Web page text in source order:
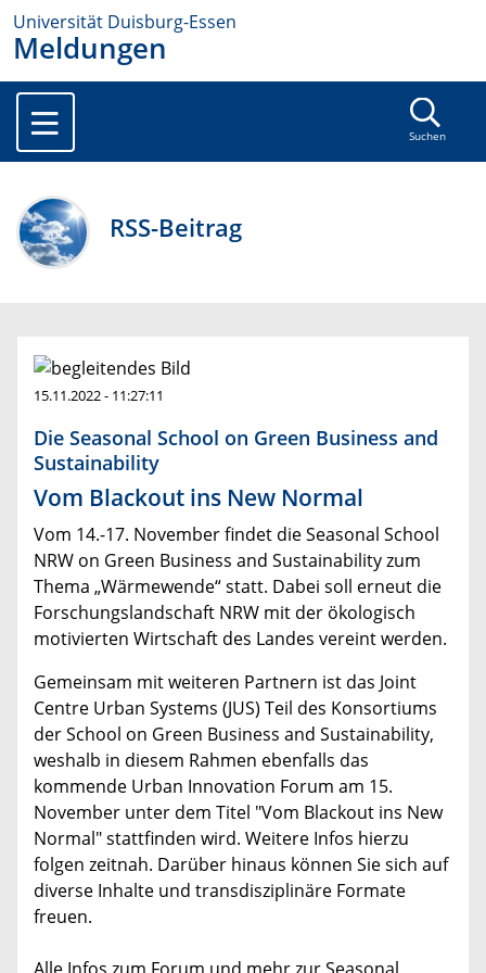
Universität Duisburg-Essen
Meldungen
Suchen
RSS-Beitrag
15.11.2022 - 11:27:11
Die Seasonal School on Green Business and
Sustainability
Vom Blackout ins New Normal
Vom 14.-17. November findet die Seasonal School
NRW on Green Business and Sustainability zum
Thema „Wärmewende“ statt. Dabei soll erneut die
Forschungslandschaft NRW mit der ökologisch
motivierten Wirtschaft des Landes vereint werden.
Gemeinsam mit weiteren Partnern ist das Joint
Centre Urban Systems (JUS) Teil des Konsortiums
der School on Green Business and Sustainability,
weshalb in diesem Rahmen ebenfalls das
kommende Urban Innovation Forum am 15.
November unter dem Titel "Vom Blackout ins New
Normal" stattfinden wird. Weitere Infos hierzu
folgen zeitnah. Darüber hinaus können Sie sich auf
diverse Inhalte und transdisziplinäre Formate
freuen.